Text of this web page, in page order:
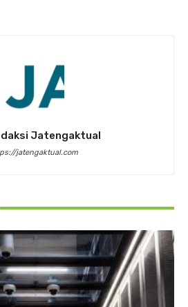
Jatengaktual
jatengaktual.com